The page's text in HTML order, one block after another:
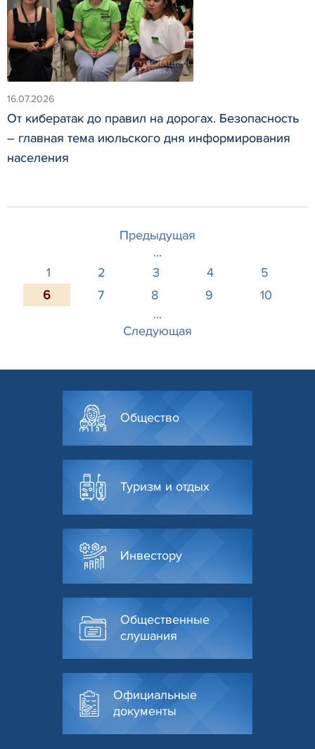
16.07.2026
От кибератак до правил на дорогах. Безопасность
– главная тема июльского дня информирования
населения
Предыдущая
...
1
2 3 4
5
6
7 8 9
10
...
Следующая
Общество
Туризм и отдых
Инвестору
Общественные
слушания
Официальные
документы